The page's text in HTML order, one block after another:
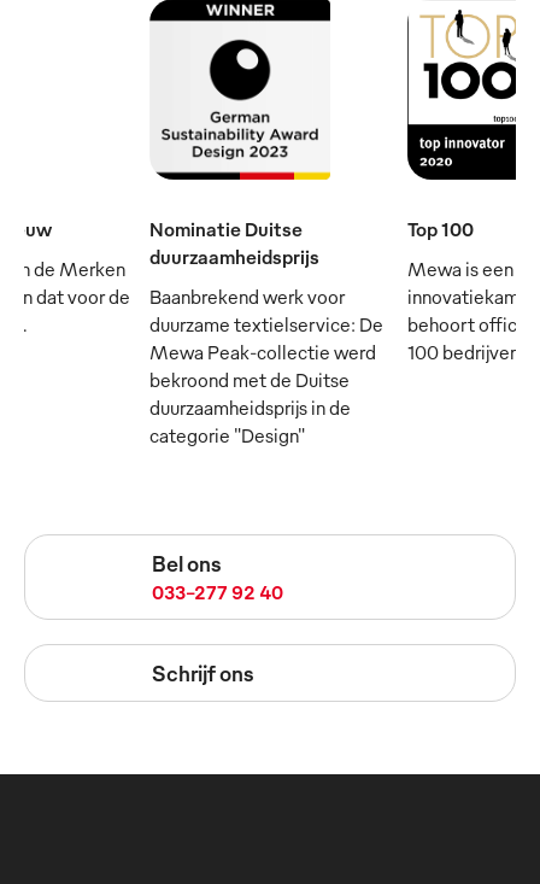
eeuw
de Merken
en dat voor de
rij.
Nominatie Duitse
duurzaamheidsprijs
Baanbrekend werk voor
duurzame textielservice: De
Mewa Peak-collectie werd
bekroond met de Duitse
duurzaamheidsprijs in de
categorie "Design"
Top 100
Mewa is een
behoort
100 bedrijven
Bel ons
033-277 92 40
Schrijf ons